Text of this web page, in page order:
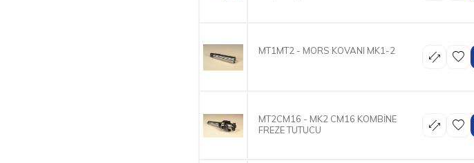
MT1MT2 - MORS KOVANI MK1-2
MT2CM16 - MK2 CM16 KOMBİNE
FREZE TUTUCU